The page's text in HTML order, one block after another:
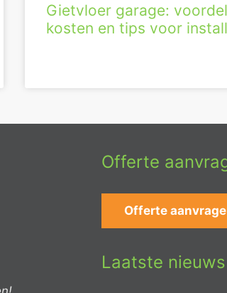
Gietvloer garage:
kosten en tips voor
Offerte
Offerte
Laatste nieuws